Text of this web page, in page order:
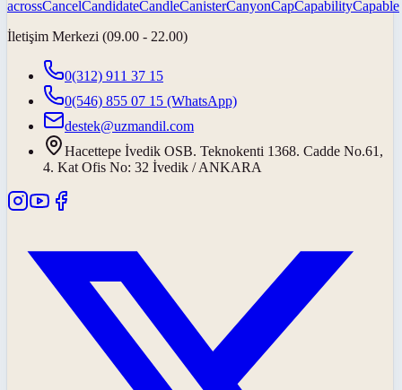
acrossCancelCandidateCandleCanisterCanyonCapCapabilityCapable
İletişim Merkezi (09.00 - 22.00)
0(312) 911 37 15
0(546) 855 07 15 (WhatsApp)
destek@uzmandil.com
Hacettepe İvedik OSB. Teknokenti 1368. Cadde No.61,
4. Kat Ofis No: 32 İvedik / ANKARA